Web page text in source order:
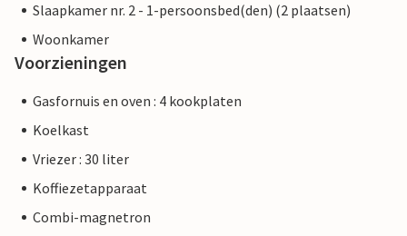
Slaapkamer nr. 2 - 1-persoonsbed(den) (2 plaatsen)
Woonkamer
Voorzieningen
Gasfornuis en oven : 4 kookplaten
Koelkast
Vriezer : 30 liter
Koffiezetapparaat
Combi-magnetron